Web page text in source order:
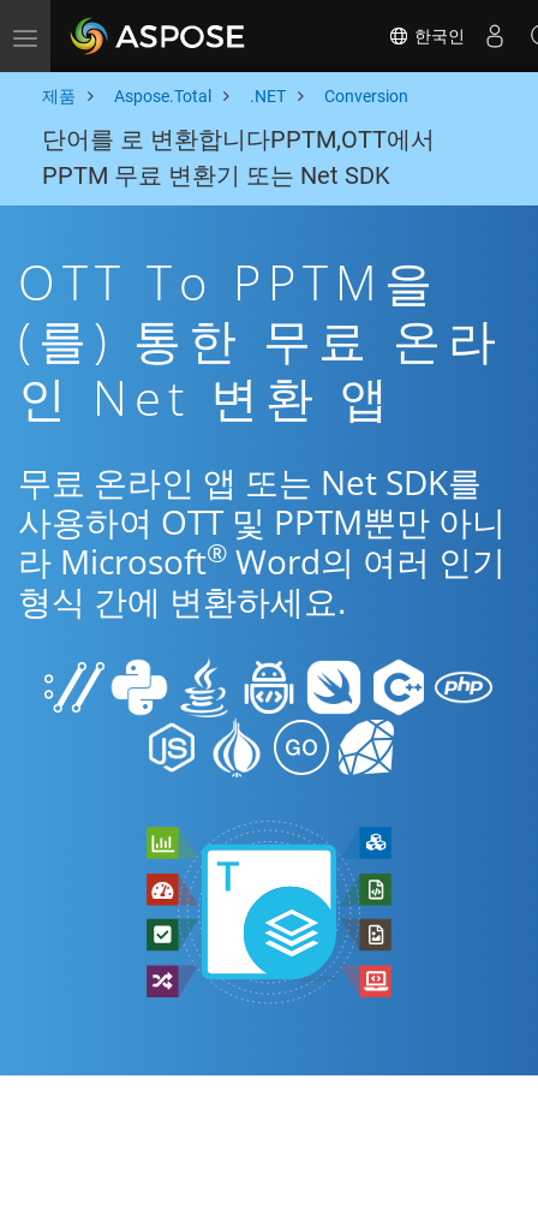
Toggle navigation 한국인
제품 Aspose.Total .NET Conversion
단어를 로 변환합니다PPTM,OTT에서
PPTM 무료 변환기 또는 Net SDK
OTT To PPTM을
(를) 통한 무료 온라
인 Net 변환 앱
무료 온라인 앱 또는 Net SDK를
사용하여 OTT 및 PPTM뿐만 아니
라 Microsoft® Word의 여러 인기
형식 간에 변환하세요.